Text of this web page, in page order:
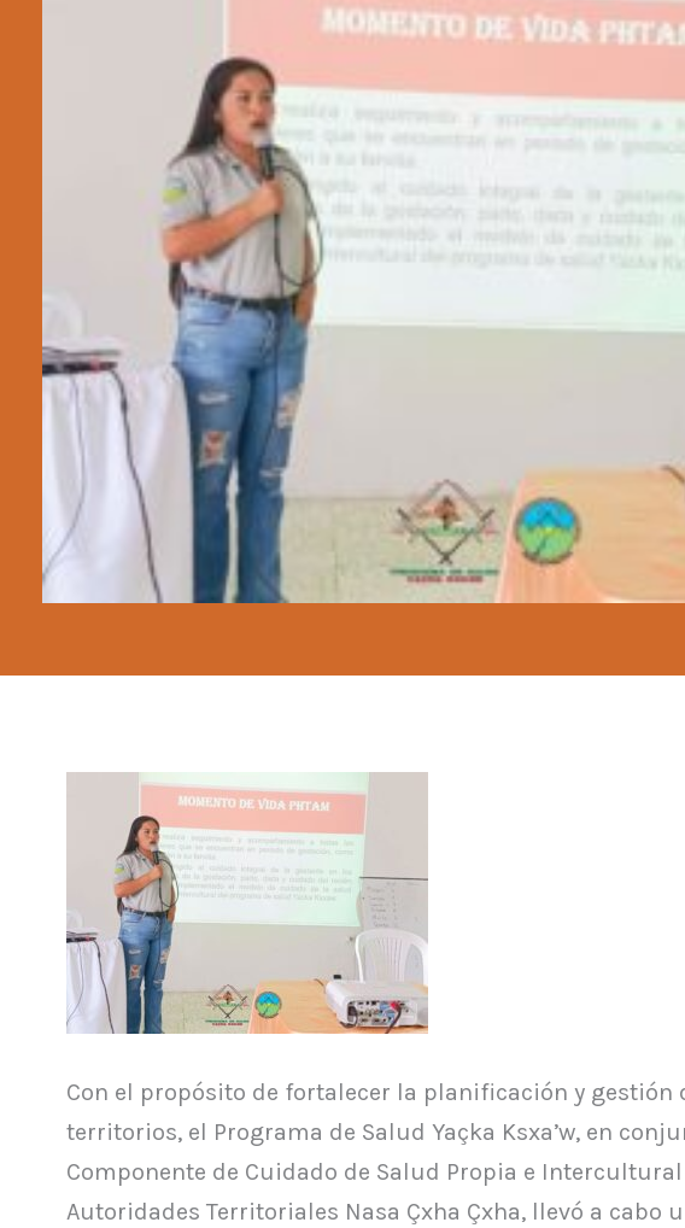
Con el propósito de fortalecer la planificación y gestión
territorios, el Programa de Salud Yaçka Ksxaʼw, en
Componente de Cuidado de Salud Propia e
Autoridades Territoriales Nasa Çxha Çxha, llevó a cabo